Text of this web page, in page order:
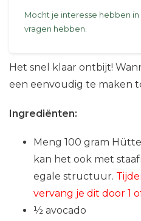
Het snel klaar ontbijt!
een eenvoudig te maken
Ingrediënten:
Meng 100 gram
kan het ook met
egale structuur.
vervang je dit door 1
½ avocado
Mocht je interesse hebben
vragen hebben.